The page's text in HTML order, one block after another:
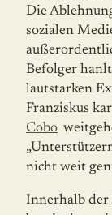
Die
sozialen
Befolger
lautstarken
Franziskus
Cobo
nicht weit
Innerhalb der